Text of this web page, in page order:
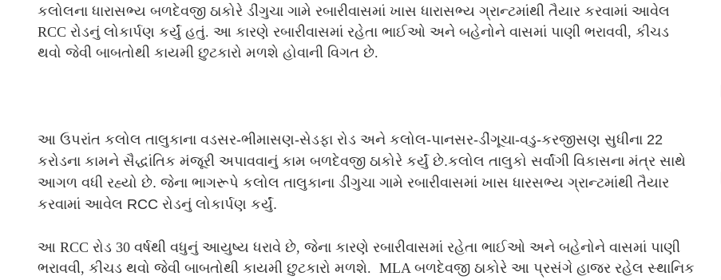
કલોલના ધારાસભ્ય બળદેવજી ઠાકોરે ડીંગુચા ગામે રબારીવાસમાં ખાસ ધારાસભ્ય ગ્રાન્ટમાંથી તૈયાર કરવામાં આવેલ
RCC રોડનું લોકાર્પણ કર્યું હતું. આ કારણે રબારીવાસમાં રહેતા ભાઈઓ અને બહેનોને વાસમાં પાણી ભરાવવી, કીચડ
થવો જેવી બાબતોથી કાયમી છુટકારો મળશે હોવાની વિગત છે.
આ ઉપરાંત કલોલ તાલુકાના વડસર-ભીમાસણ-સેડફા રોડ અને કલોલ-પાનસર-ડીંગૂચા-વડુ-કરજીસણ સુધીના 22
કરોડના કામને સૈદ્ધાંતિક મંજૂરી અપાવવાનું કામ બળદેવજી ઠાકોરે કર્યું છે.કલોલ તાલુકો સર્વાંગી વિકાસના મંત્ર સાથે
આગળ વધી રહ્યો છે. જેના ભાગરૂપે કલોલ તાલુકાના ડીંગુચા ગામે રબારીવાસમાં ખાસ ધારસભ્ય ગ્રાન્ટમાંથી તૈયાર
કરવામાં આવેલ RCC રોડનું લોકાર્પણ કર્યું.
આ RCC રોડ 30 વર્ષથી વધુનું આયુષ્ય ધરાવે છે, જેના કારણે રબારીવાસમાં રહેતા ભાઈઓ અને બહેનોને વાસમાં પાણી
ભરાવવી, કીચડ થવો જેવી બાબતોથી કાયમી છુટકારો મળશે. MLA બળદેવજી ઠાકોરે આ પ્રસંગે હાજર રહેલ સ્થાનિક